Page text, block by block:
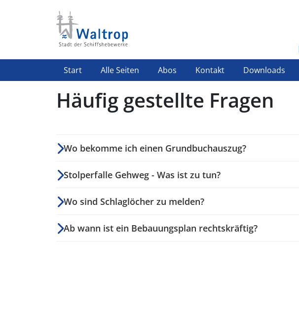
Highlight Menü
Start Alle Seiten Abos Kontakt Downloads
Häufig gestellte Fragen
Wo bekomme ich einen Grundbuchauszug?
Stolperfalle Gehweg - Was ist zu tun?
Wo sind Schlaglöcher zu melden?
Ab wann ist ein Bebauungsplan rechtskräftig?